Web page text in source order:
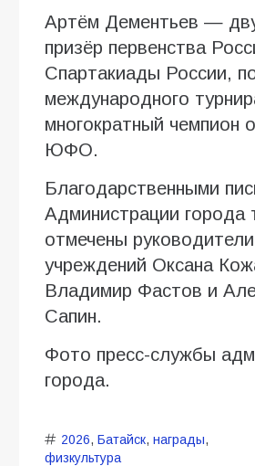
Артём Дементьев —
призёр первенства
Спартакиады России,
международного
многократный чемпион
ЮФО.
Благодарственными
Администрации города
отмечены
учреждений Оксана
Владимир Фастов и
Сапин.
Фото пресс-службы
города.
2026, Батайск, награды,
физкультура